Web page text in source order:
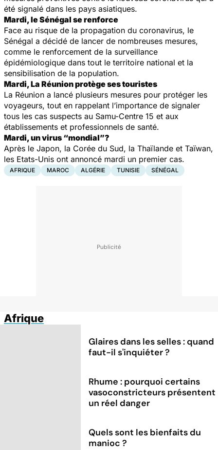
été signalé dans les pays asiatiques.
Mardi, le Sénégal se renforce
Face au risque de la propagation du coronavirus, le
Sénégal a décidé de lancer de nombreuses mesures,
comme le renforcement de la surveillance
épidémiologique dans tout le territoire national et la
sensibilisation de la population.
Mardi, La Réunion protège ses touristes
La Réunion a lancé plusieurs mesures pour protéger les
voyageurs, tout en rappelant l’importance de signaler
tous les cas suspects au Samu-Centre 15 et aux
établissements et professionnels de santé.
Mardi, un virus “mondial”?
Après le Japon, la Corée du Sud, la Thaïlande et Taïwan,
les Etats-Unis ont annoncé mardi un premier cas.
AFRIQUE MAROC ALGÉRIE TUNISIE SÉNÉGAL
Afrique
Glaires dans les selles : quand
faut-il s'inquiéter ?
Rhume : pourquoi certains
vasoconstricteurs présentent
un réel danger
Quels sont les bienfaits du
manioc ?